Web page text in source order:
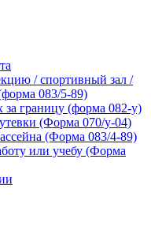
/ спортивный зал /
083/5-89)
границу (форма 082-у)
(Форма 070/у-04)
(Форма 083/4-89)
или учебу (Форма